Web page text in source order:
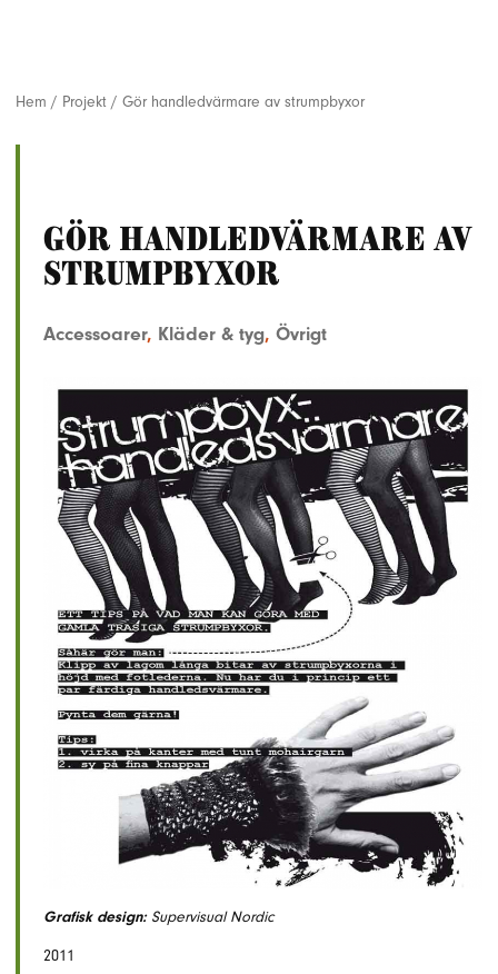
Hem / Projekt / Gör handledvärmare av strumpbyxor
Gör handledvärmare av
strumpbyxor
Accessoarer, Kläder & tyg, Övrigt
Grafisk design:Supervisual Nordic
2011